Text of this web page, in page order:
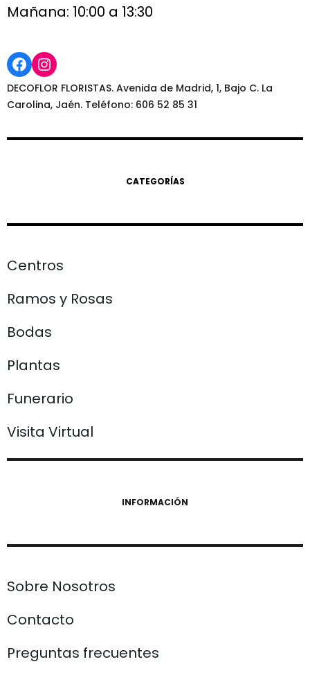
Mañana: 10:00 a 13:30
Facebook
Instagram
DECOFLOR FLORISTAS. Avenida de Madrid, 1, Bajo C. La
Carolina, Jaén. Teléfono: 606 52 85 31
CATEGORÍAS
Centros
Ramos y Rosas
Bodas
Plantas
Funerario
Visita Virtual
INFORMACIÓN
Sobre Nosotros
Contacto
Preguntas frecuentes